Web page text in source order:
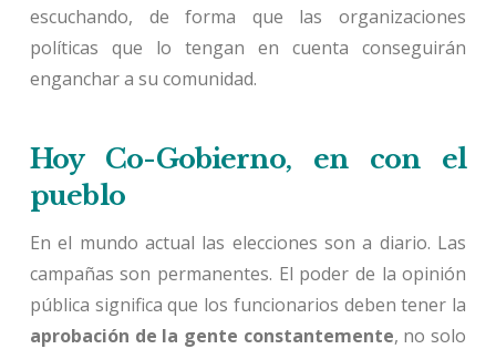
escuchando, de forma que las organizaciones
políticas que lo tengan en cuenta conseguirán
enganchar a su comunidad.
Hoy Co-Gobierno, en con el
pueblo
En el mundo actual las elecciones son a diario. Las
campañas son permanentes. El poder de la opinión
pública significa que los funcionarios deben tener la
aprobación de la gente constantemente, no solo